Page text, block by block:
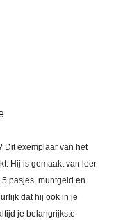
Dit exemplaar van het
Hij is gemaakt van leer
pasjes, muntgeld en
dat hij ook in je
je belangrijkste